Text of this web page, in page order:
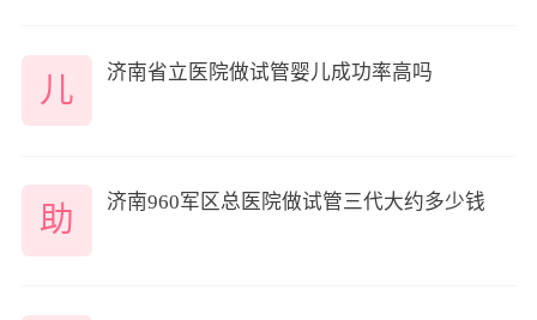
儿 济南省立医院做试管婴儿成功率高吗
助 济南960军区总医院做试管三代大约多少钱